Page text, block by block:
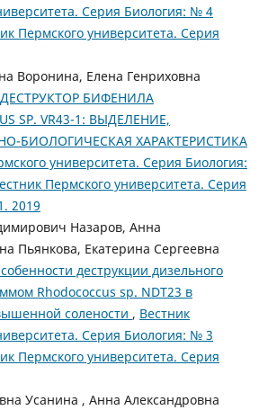
Серия Биология: № 4
Пермского университета. Серия
Воронина, Елена Генриховна
ДЕСТРУКТОР БИФЕНИЛА
SP. VR43-1: ВЫДЕЛЕНИЕ,
БИОЛОГИЧЕСКАЯ ХАРАКТЕРИСТИКА
университета. Серия Биология:
Пермского университета. Серия
2019
Назаров, Анна
Пьянкова, Екатерина Сергеевна
деструкции дизельного
Rhodococcus sp. NDT23 в
солености , Вестник
Серия Биология: № 3
Пермского университета. Серия
Усанина , Анна Александровна